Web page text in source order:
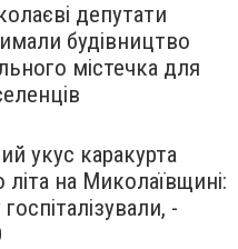
депутати
будівництво
містечка для
укус каракурта
літа на Миколаївщині:
-